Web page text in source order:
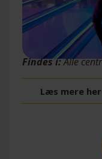
Bowling
Findes i:Alle
Læs mere her